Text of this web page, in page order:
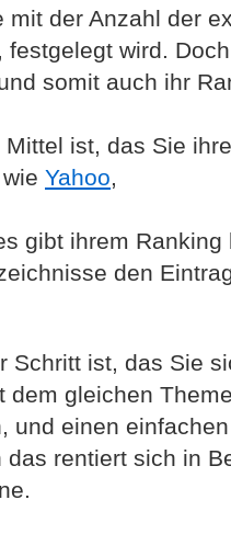
mit der Anzahl der
festgelegt wird.
somit auch ihr
ist, das Sie
Yahoo,
gibt ihrem
den
Schritt ist, das Sie
dem gleichen
und einen
das rentiert sich in